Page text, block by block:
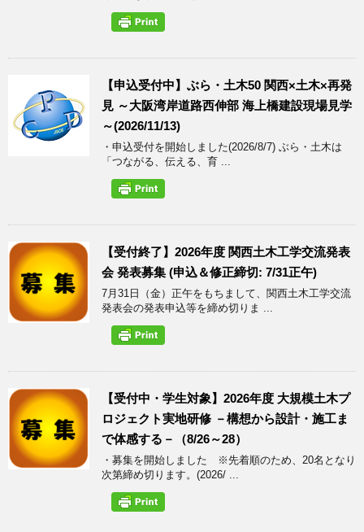
【申込受付中】ぶら・土木50 関西×土木×再発
見 ～大阪湾岸道路西伸部 海上橋建設現場見学
～(2026/11/13)
・申込受付を開始しました(2026/8/7) ぶら・土木は
「つながる、伝える、育 ...
【受付終了】2026年度 関西土木工学交流発表
会 発表募集 (申込＆修正締切: 7/31正午)
7月31日（金）正午をもちまして、関西土木工学交流
発表会の発表申込等を締め切りま ...
【受付中・学生対象】2026年度 大規模土木プ
ロジェクト実地研修 －構想から設計・施工ま
で体感する－（8/26～28）
・募集を開始しました ※先着順のため、20名となり
次第締め切ります。(2026/ ...